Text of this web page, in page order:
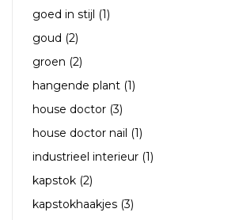
goed in stijl (1)
goud (2)
groen (2)
hangende plant (1)
house doctor (3)
house doctor nail (1)
industrieel interieur (1)
kapstok (2)
kapstokhaakjes (3)